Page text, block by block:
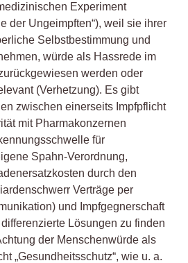
Experiment
der Ungeimpften“), weil sie ihrer
Selbstbestimmung und
würde als Hassrede im
werden oder
(Verhetzung). Es gibt
zwischen einerseits Impfpflicht
mit Pharmakonzernen
für
Spahn-Verordnung,
durch den
Verträge per
und Impfgegnerschaft
Lösungen zu finden
der Menschenwürde als
„Gesundheitsschutz“, wie u. a.